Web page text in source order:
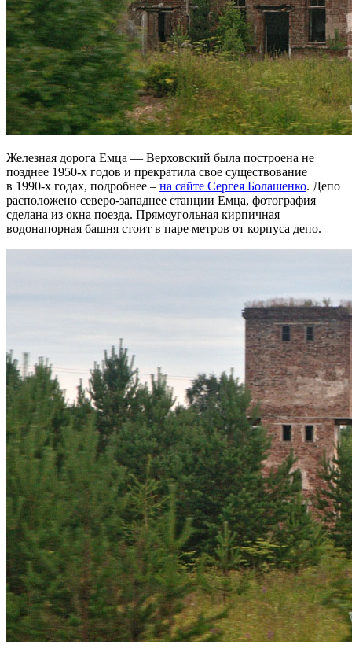
Железная дорога Емца — Верховский была построена не
позднее 1950-х годов и прекратила свое существование
в 1990-х годах, подробнее – на сайте Сергея Болашенко. Депо
расположено северо-западнее станции Емца, фотография
сделана из окна поезда. Прямоугольная кирпичная
водонапорная башня стоит в паре метров от корпуса депо.